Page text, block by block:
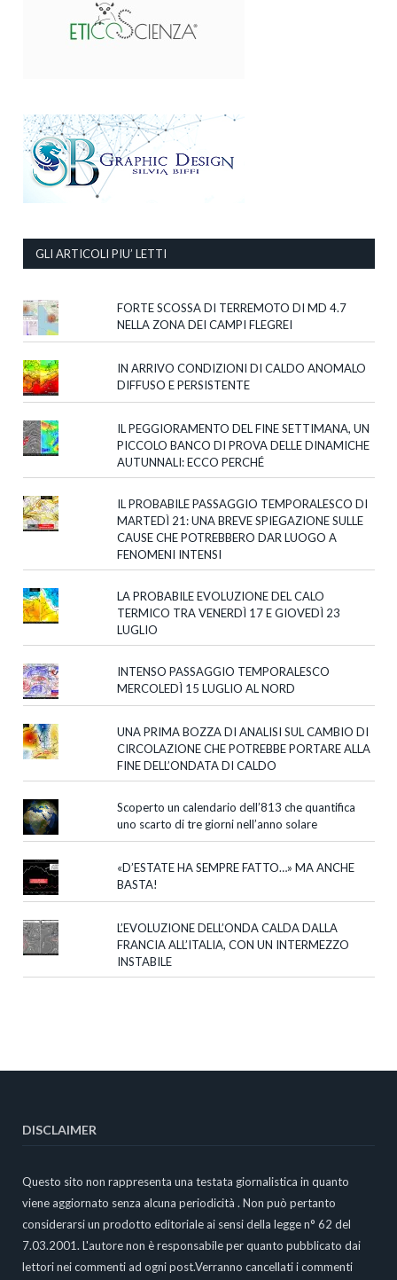
GLI ARTICOLI PIU’ LETTI
FORTE SCOSSA DI TERREMOTO DI MD 4.7
NELLA ZONA DEI CAMPI FLEGREI
IN ARRIVO CONDIZIONI DI CALDO ANOMALO
DIFFUSO E PERSISTENTE
IL PEGGIORAMENTO DEL FINE SETTIMANA, UN
PICCOLO BANCO DI PROVA DELLE DINAMICHE
AUTUNNALI: ECCO PERCHÉ
IL PROBABILE PASSAGGIO TEMPORALESCO DI
MARTEDÌ 21: UNA BREVE SPIEGAZIONE SULLE
CAUSE CHE POTREBBERO DAR LUOGO A
FENOMENI INTENSI
LA PROBABILE EVOLUZIONE DEL CALO
TERMICO TRA VENERDÌ 17 E GIOVEDÌ 23
LUGLIO
INTENSO PASSAGGIO TEMPORALESCO
MERCOLEDÌ 15 LUGLIO AL NORD
UNA PRIMA BOZZA DI ANALISI SUL CAMBIO DI
CIRCOLAZIONE CHE POTREBBE PORTARE ALLA
FINE DELL’ONDATA DI CALDO
Scoperto un calendario dell’813 che quantifica
uno scarto di tre giorni nell’anno solare
«D’ESTATE HA SEMPRE FATTO…» MA ANCHE
BASTA!
L’EVOLUZIONE DELL’ONDA CALDA DALLA
FRANCIA ALL’ITALIA, CON UN INTERMEZZO
INSTABILE
DISCLAIMER
Questo sito non rappresenta una testata giornalistica in quanto
viene aggiornato senza alcuna periodicità . Non può pertanto
considerarsi un prodotto editoriale ai sensi della legge n° 62 del
7.03.2001. L'autore non è responsabile per quanto pubblicato dai
lettori nei commenti ad ogni post.Verranno cancellati i commenti